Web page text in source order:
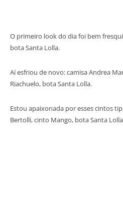
O primeiro look do dia foi bem
bota Santa Lolla.
Aí esfriou de novo: camisa Andrea
Riachuelo, bota Santa Lolla.
Estou apaixonada por esses cintos
Bertolli, cinto Mango, bota Santa